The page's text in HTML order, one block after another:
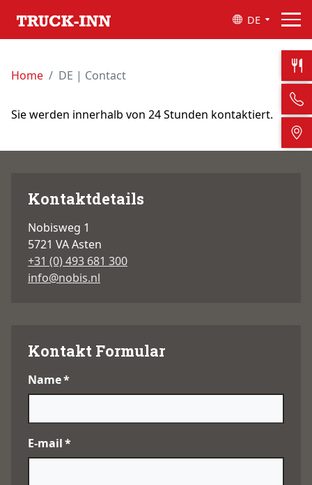
DE
Home DE | Contact
Sie werden innerhalb von 24 Stunden kontaktiert.
Kontaktdetails
Nobisweg 1
5721 VAAsten
+31 (0) 493 681 300
info@nobis.nl
Kontakt Formular
Name*
E-mail*